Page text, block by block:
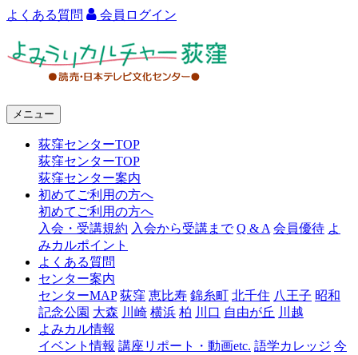
よくある質問 会員ログイン
ャ
窪
メニュー
荻窪センターTOP
荻窪センターTOP
荻窪センター案内
初めてご利用の方へ
初めてご利用の方へ
入会・受講規約 入会から受講まで Q & A 会員優待 よ
みカルポイント
よくある質問
センター案内
センターMAP 荻窪 恵比寿 錦糸町 北千住 八王子 昭和
記念公園 大森 川崎 横浜 柏 川口 自由が丘 川越
よみカル情報
イベント情報 講座リポート・動画etc. 語学カレッジ 今